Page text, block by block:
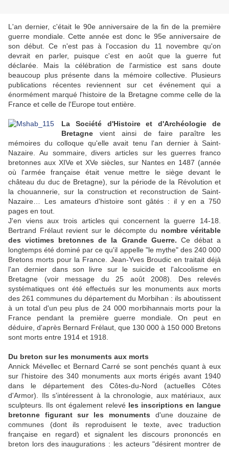
L'an dernier, c'était le 90e anniversaire de la fin de la première
guerre mondiale. Cette année est donc le 95e anniversaire de
son début. Ce n'est pas à l'occasion du 11 novembre qu'on
devrait en parler, puisque c'est en août que la guerre fut
déclarée. Mais la célébration de l'armistice est sans doute
beaucoup plus présente dans la mémoire collective. Plusieurs
publications récentes reviennent sur cet événement qui a
énormément marqué l'histoire de la Bretagne comme celle de la
France et celle de l'Europe tout entière.
La Société d'Histoire et d'Archéologie de
Bretagne vient ainsi de faire paraître les
mémoires du colloque qu'elle avait tenu l'an dernier à Saint-
Nazaire. Au sommaire, divers articles sur les guerres franco
bretonnes aux XIVe et XVe siècles, sur Nantes en 1487 (année
où l'armée française était venue mettre le siège devant le
château du duc de Bretagne), sur la période de la Révolution et
la chouannerie, sur la construction et reconstruction de Saint-
Nazaire… Les amateurs d'histoire sont gâtés : il y en a 750
pages en tout.
J'en viens aux trois articles qui concernent la guerre 14-18.
Bertrand Frélaut revient sur le décompte du nombre véritable
des victimes bretonnes de la Grande Guerre. Ce débat a
longtemps été dominé par ce qu'il appelle "le mythe" des 240 000
Bretons morts pour la France. Jean-Yves Broudic en traitait déjà
l'an dernier dans son livre sur le suicide et l'alcoolisme en
Bretagne (voir message du 25 août 2008). Des relevés
systématiques ont été effectués sur les monuments aux morts
des 261 communes du département du Morbihan : ils aboutissent
à un total d'un peu plus de 24 000 morbihannais morts pour la
France pendant la première guerre mondiale. On peut en
déduire, d'après Bernard Frélaut, que 130 000 à 150 000 Bretons
sont morts entre 1914 et 1918.
Du breton sur les monuments aux morts
Annick Mévellec et Bernard Carré se sont penchés quant à eux
sur l'histoire des 340 monuments aux morts érigés avant 1940
dans le département des Côtes-du-Nord (actuelles Côtes
d'Armor). Ils s'intéressent à la chronologie, aux matériaux, aux
sculpteurs. Ils ont également relevé les inscriptions en langue
bretonne figurant sur les monuments d'une douzaine de
communes (dont ils reproduisent le texte, avec traduction
française en regard) et signalent les discours prononcés en
breton lors des inaugurations : les acteurs "désirent montrer de